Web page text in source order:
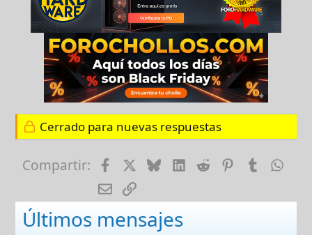
Cerrado para nuevas respuestas
Compartir: FacebookBlueskyLinkedIn
RedditPinterest
Tumblr
E-mailEnlace
Últimos mensajes